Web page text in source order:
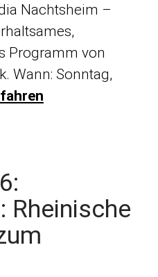
Nachtsheim –
Programm von
Wann: Sonntag,
Rheinische